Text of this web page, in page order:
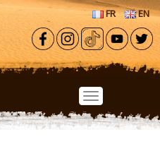
Aller au contenu principal
FR EN